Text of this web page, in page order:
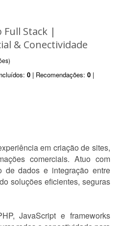
Full Stack |
& Conectividade
0 | Recomendações: 0 |
em criação de sites,
comerciais. Atuo com
de dados e integração entre
soluções eficientes, seguras
JavaScript e frameworks